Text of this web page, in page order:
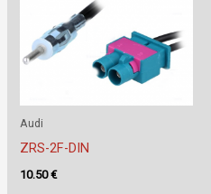
Audi
ZRS-2F-DIN
10.50€